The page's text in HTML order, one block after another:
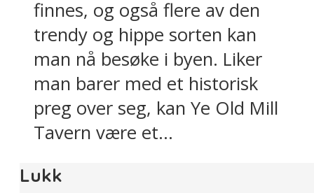
finnes, og også flere av den
trendy og hippe sorten kan
man nå besøke i byen. Liker
man barer med et historisk
preg over seg, kan Ye Old Mill
Tavern være et...
Lukk